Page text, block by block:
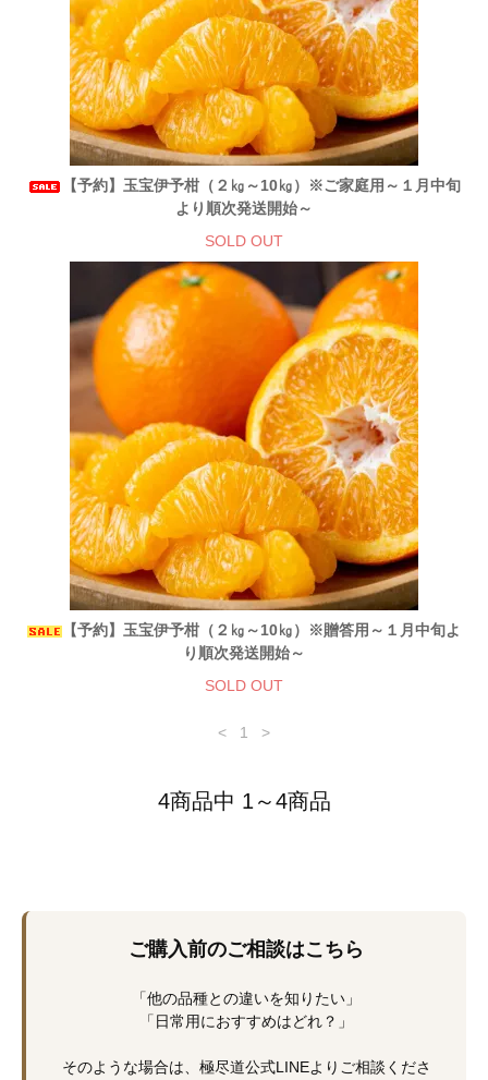
【予約】玉宝伊予柑（２㎏～10㎏）※ご家庭用～１月中旬
より順次発送開始～
SOLD OUT
【予約】玉宝伊予柑（２㎏～10㎏）※贈答用～１月中旬よ
り順次発送開始～
SOLD OUT
< 1 >
4商品中 1～4商品
ご購入前のご相談はこちら
「他の品種との違いを知りたい」
「日常用におすすめはどれ？」
そのような場合は、極尽道公式LINEよりご相談くださ